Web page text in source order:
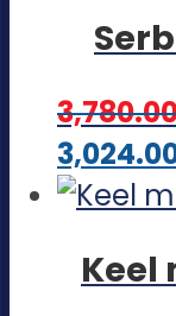
Keel